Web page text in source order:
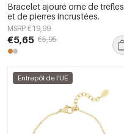
Bracelet ajouré orné de trèfles
et de pierres incrustées.
MSRP €19,99
€5,65 €5,95
Entrepôt de l'UE